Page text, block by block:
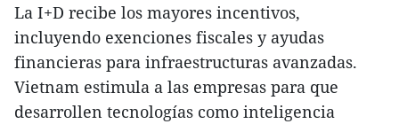
La I+D recibe los mayores incentivos,
incluyendo exenciones fiscales y ayudas
financieras para infraestructuras avanzadas.
Vietnam estimula a las empresas para que
desarrollen tecnologías como inteligencia